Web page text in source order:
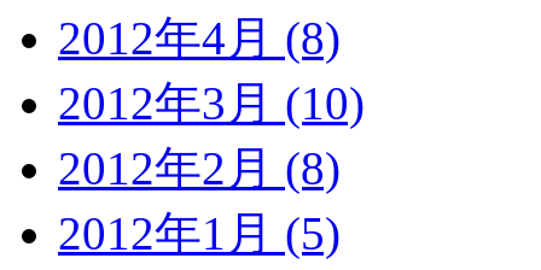
2012年4月 (8)
2012年3月 (10)
2012年2月 (8)
2012年1月 (5)